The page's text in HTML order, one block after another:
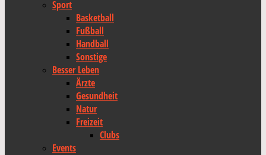
Sport
Basketball
Fußball
Handball
Sonstige
Besser Leben
Ärzte
Gesundheit
Natur
Freizeit
Clubs
Events